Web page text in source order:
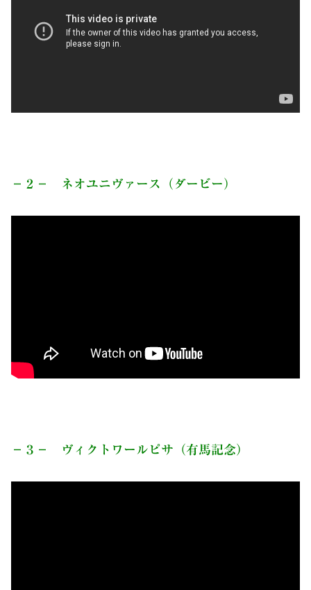
－２－ ネオユニヴァース（ダービー）
－３－ ヴィクトワールピサ（有馬記念）